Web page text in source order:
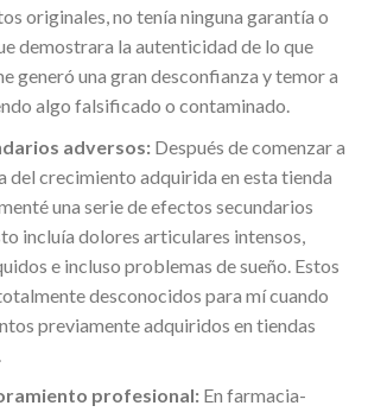
originales, no tenía ninguna garantía o
demostrara la autenticidad de lo que
generó una gran desconfianza y temor a
algo falsificado o contaminado.
adversos:Después de comenzar a
del crecimiento adquirida en esta tienda
una serie de efectos secundarios
incluía dolores articulares intensos,
e incluso problemas de sueño. Estos
desconocidos para mí cuando
previamente adquiridos en tiendas
profesional:En farmacia-